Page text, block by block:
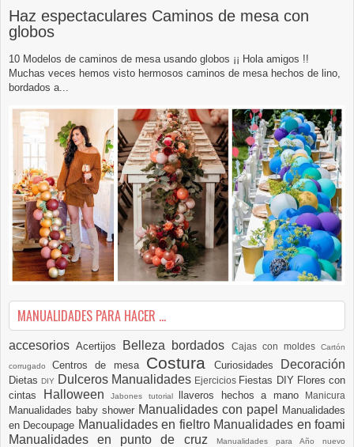
Haz espectaculares Caminos de mesa con
globos
10 Modelos de caminos de mesa usando globos ¡¡ Hola amigos !!
Muchas veces hemos visto hermosos caminos de mesa hechos de lino,
bordados a...
MANUALIDADES PARA HACER ...
accesoriosAcertijos Belleza bordados Cajas con moldesCartón
corrugadoCentros de mesa Costura Curiosidades Decoración
DietasDIY Dulceros Manualidades Ejercicios Fiestas DIY Flores con
cintas
Halloween Jabones tutorial llaveros hechos a mano Manicura
Manualidades baby shower Manualidades con papel
Manualidades
en Decoupage Manualidades en fieltro Manualidades en foami
Manualidades en punto de cruz
Manualidades para Año nuevo